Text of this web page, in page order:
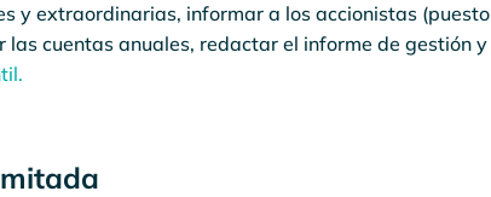
y extraordinarias, informar a los accionistas (puesto
cuentas anuales, redactar el informe de gestión y